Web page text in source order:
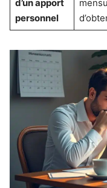
d’un apport
personnel